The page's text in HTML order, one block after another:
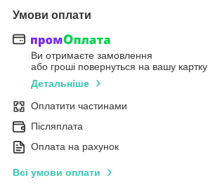
Умови оплати
Ви отримаєте замовлення
або гроші повернуться на вашу картку
Детальніше
Оплатити частинами
Післяплата
Оплата на рахунок
Всі умови оплати